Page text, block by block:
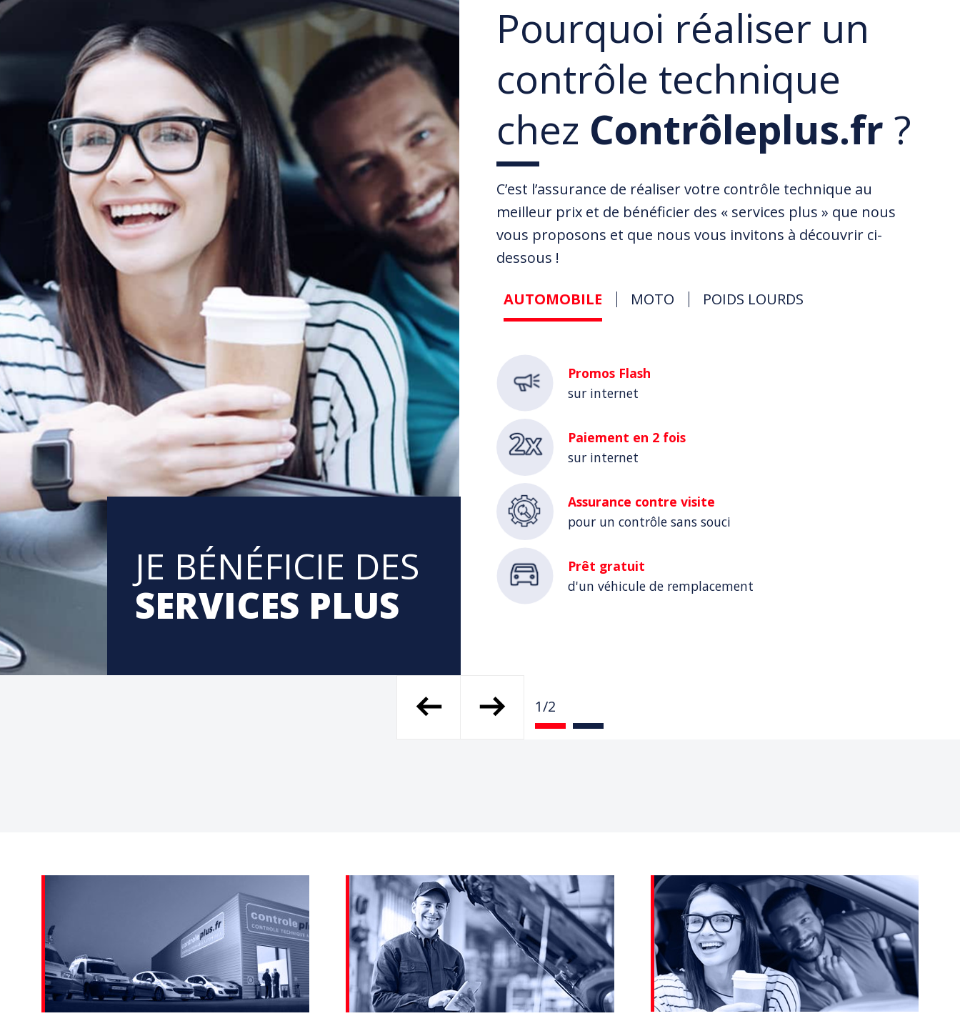
JE BÉNÉFICIE DES
SERVICES PLUS
Pourquoi réaliser un
contrôle technique
chez Contrôleplus.fr ?
C’est l’assurance de réaliser votre contrôle technique au
meilleur prix et de bénéficier des « services plus » que nous
vous proposons et que nous vous invitons à découvrir ci-
dessous !
AUTOMOBILE MOTO POIDS LOURDS
Automobile
Avec ou sans Rendez-vous
jusqu'à 6 jours sur 7
Remises partenaires
jusqu'à 25% de remise
WIFI gratuit
Promos Flash
sur internet
Paiement en 2 fois
sur internet
Assurance contre visite
pour un contrôle sans souci
Prêt gratuit
d'un véhicule de remplacement